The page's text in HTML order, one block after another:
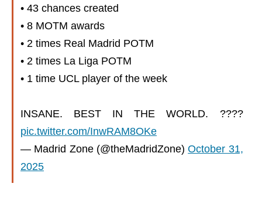
• 43 chances created
• 8 MOTM awards
• 2 times Real Madrid POTM
• 2 times La Liga POTM
• 1 time UCL player of the week
INSANE. BEST IN THE WORLD. ????
pic.twitter.com/InwRAM8OKe
— Madrid Zone (@theMadridZone)October 31,
2025